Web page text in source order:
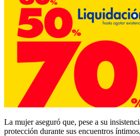
La mujer aseguró que, pese a su
protección durante sus encuentros